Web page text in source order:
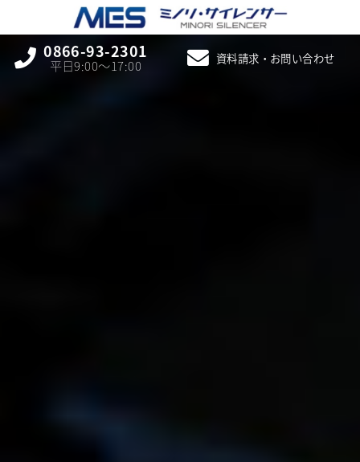
0866-93-2301
平日9:00〜17:00 資料請求・お問い合わせ